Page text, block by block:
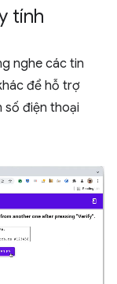
tính
nghe các tin
để hỗ trợ
số điện thoại